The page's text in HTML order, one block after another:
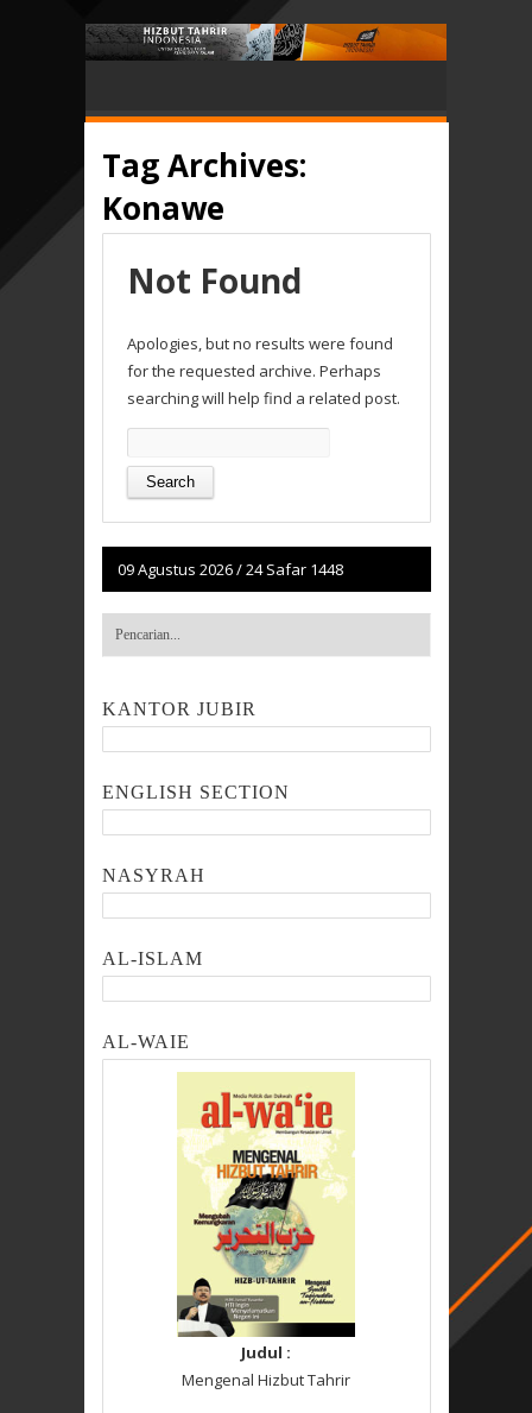
Tag Archives:
Konawe
Not Found
Apologies, but no results were found
for the requested archive. Perhaps
searching will help find a related post.
for:
09 Agustus 2026/24 Safar 1448
KANTOR JUBIR
ENGLISH SECTION
NASYRAH
AL-ISLAM
AL-WAIE
Judul :
Mengenal Hizbut Tahrir